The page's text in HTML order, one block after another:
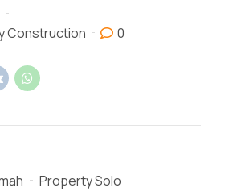
Construction
0
Property Solo